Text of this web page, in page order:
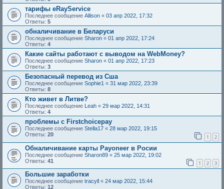
тарифы eRayService
Последнее сообщение Allison « 03 апр 2022, 17:32
Ответы: 5
обналичивание в Беларуси
Последнее сообщение Sharon « 01 апр 2022, 17:24
Ответы: 4
Какие сайты работают с выводом на WebMoney?
Последнее сообщение Sharon « 01 апр 2022, 17:23
Ответы: 3
Безопасный перевод из Сша
Последнее сообщение Sophie1 « 31 мар 2022, 23:39
Ответы: 8
Кто живет в Литве?
Последнее сообщение Leah « 29 мар 2022, 14:31
Ответы: 4
проблемы с Firstchoicepay
Последнее сообщение Stella17 « 28 мар 2022, 19:15
Ответы: 20 1 2
Обналичивание карты Payoneer в Росии
Последнее сообщение Sharon89 « 25 мар 2022, 19:02
Ответы: 41 1 2 3
Большие заработки
Последнее сообщение tracyll « 24 мар 2022, 15:44
Ответы: 12